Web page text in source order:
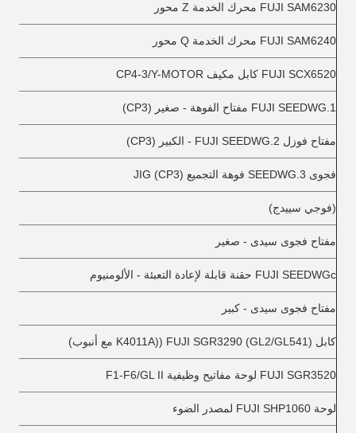
FUJI SAM6230 محرك الخدمة Z محور
FUJI SAM6240 محرك الخدمة Q محور
FUJI SCX6520 كابل مكيف CP4-3/Y-MOTOR
FUJI SEEDWG.1 مفتاح الفوهة - صغير (CP3)
مفتاح فوزل FUJI SEEDWG.2 - الكبير (CP3)
فجوى SEEDWG.3 فوهة التجميع JIG (CP3)
(فوجي سييدج)
مفتاح فجوى سيدى - صغير
FUJI SEEDWGc حقنة قابلة لإعادة التعبئة - الألومنيوم
مفتاح فجوى سيدى - كبير
كابل FUJI SGR3290 (GL2/GL541) ((K4011A مع أنبوب)
FUJI SGR3520 لوحة مفاتيح وظيفية F1-F6/GL II
لوحة FUJI SHP1060 لمصدر الضوء